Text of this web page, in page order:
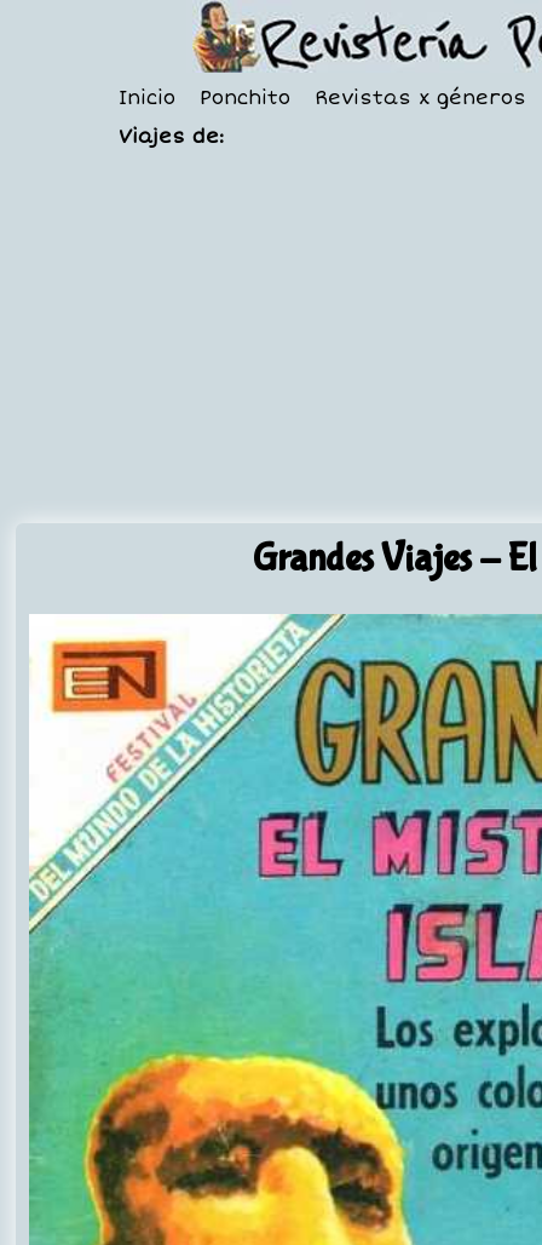
Inicio Ponchito
Revistas x géneros
Viajes de:
Grandes Viajes- El